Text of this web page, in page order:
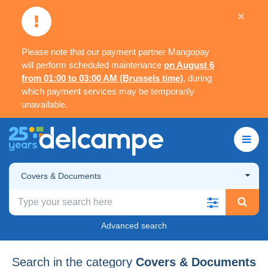
Please note that our payment partner Mangopay
will perform scheduled maintenance on August 6
from 01:00 to 03:00 AM (Brussels time), during
which payment services may be temporarily
unavailable.
×
Covers & Documents
Advanced search
Search in the category Covers & Documents